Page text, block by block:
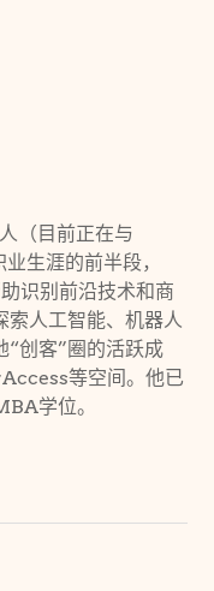
（目前正在与
生涯的前半段，
识别前沿技术和商
索人工智能、机器人
“创客”圈的活跃成
等空间。他已
学位。